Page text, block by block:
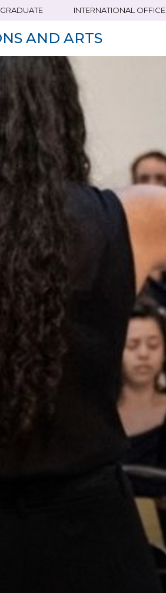
INTERNATIONAL OFFICE
AND ARTS